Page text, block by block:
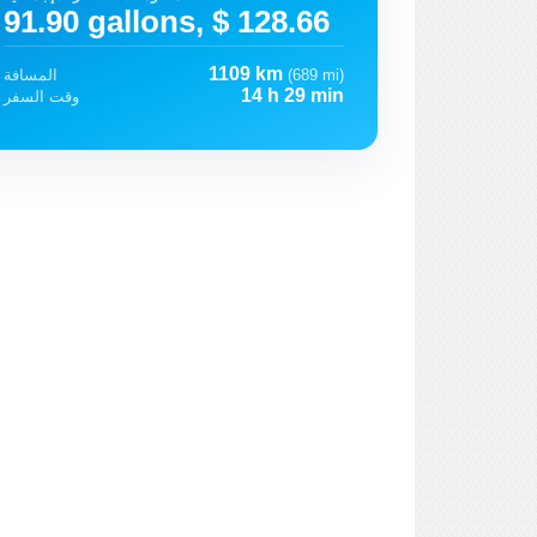
91.90 gallons, $ 128.66
المسافة 1109 km (689 mi)
وقت السفر
14 h 29 min